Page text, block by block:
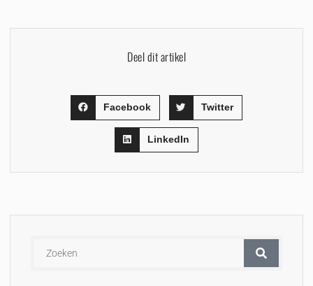
Deel dit artikel
Facebook Twitter
LinkedIn